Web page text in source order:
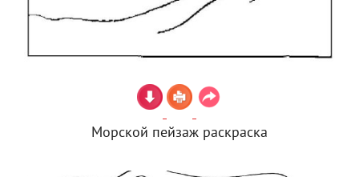
Морской пейзаж раскраска